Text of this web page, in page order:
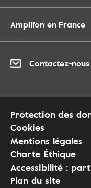
Amplifon en France
Contactez-nous
Protection des
Cookies
Mentions légales
Charte Éthique
Accessibilité :
Plan du site